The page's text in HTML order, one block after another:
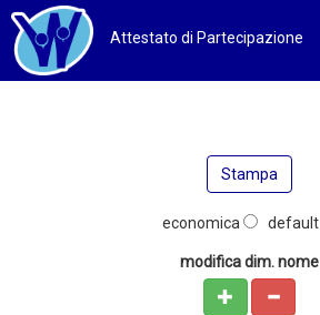
Attestato di Partecipazione
Stampa
economica default
modifica dim. nome